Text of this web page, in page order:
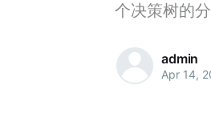
个决策树的分
admin
Apr 14,